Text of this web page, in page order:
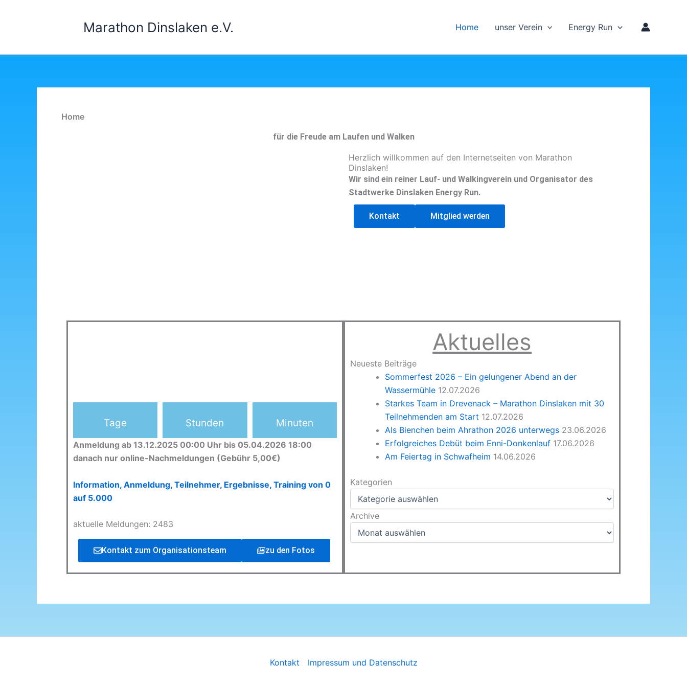
Marathon Dinslaken e.V. Home unser Verein Energy Run
Home
für die Freude am Laufen und Walken
Herzlich willkommen auf den Internetseiten von Marathon
Dinslaken!
Wir sind ein reiner Lauf- und Walkingverein und Organisator des
Stadtwerke Dinslaken Energy Run.
Kontakt Mitglied werden
Tage Stunden Minuten
Anmeldung ab 13.12.2025 00:00 Uhr bis 05.04.2026 18:00
danach nur online-Nachmeldungen (Gebühr 5,00€)
Information, Anmeldung, Teilnehmer, Ergebnisse, Training von 0
auf 5.000
aktuelle Meldungen: 2483
Kontakt zum Organisationsteam zu den Fotos
Aktuelles
Neueste Beiträge
Sommerfest 2026 – Ein gelungener Abend an der
Wassermühle 12.07.2026
Starkes Team in Drevenack – Marathon Dinslaken mit 30
Teilnehmenden am Start 12.07.2026
Als Bienchen beim Ahrathon 2026 unterwegs 23.06.2026
Erfolgreiches Debüt beim Enni-Donkenlauf 17.06.2026
Am Feiertag in Schwafheim 14.06.2026
Kategorien
Kategorien
Archive
Archive
Kontakt Impressum und Datenschutz